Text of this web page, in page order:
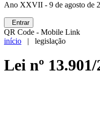
Ano XXVII - 9 de agosto de
Entrar
QR Code - Mobile Link
início | legislação
Lei nº 13.901/